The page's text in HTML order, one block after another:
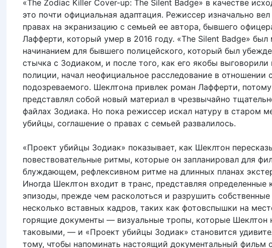
«The Zodiac Killer Cover-up: The Silent Badge» в качестве
это почти официальная адаптация. Режиссер изначально
правах на экранизацию с семьей ее автора, бывшего
Лафферти, который умер в 2016 году. «The Silent Badge» был
начинанием для бывшего полицейского, который был
стычка с Зодиаком, и после того, как его якобы выговорили
полиции, начал неофициальное расследование в отношении
подозреваемого. Шеклтона привлек роман Лафферти,
представлял собой новый материал в чрезвычайно
файлах Зодиака. Но пока режиссер искал натуру в старом
убийцы, соглашение о правах с семьей развалилось.
«Проект убийцы Зодиак» показывает, как Шеклтон
повествовательные ритмы, которые он запланировал для
блуждающем, рефлексивном ритме на длинных планах
Иногда Шеклтон входит в транс, представляя определенные
эпизоды, прежде чем расколоться и разрушить
несколько вставных кадров, таких как фотовспышки на
горящие документы — визуальные тропы, которые Шеклтон
таковыми, — и «Проект убийцы Зодиак» становится
тому, чтобы напоминать настоящий документальный фильм